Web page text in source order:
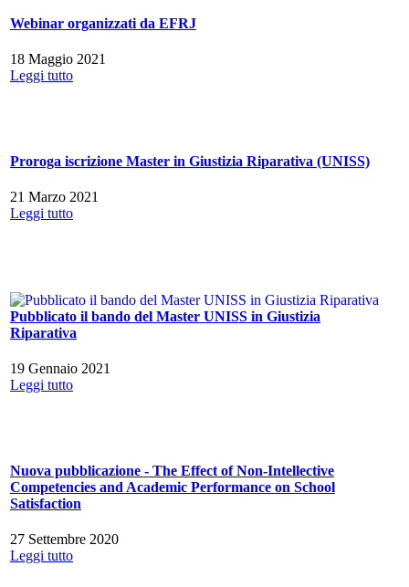
Webinar organizzati da EFRJ
18 Maggio 2021
Leggi tutto
Proroga iscrizione Master in Giustizia Riparativa (UNISS)
21 Marzo 2021
Leggi tutto
Pubblicato il bando del Master UNISS in Giustizia
Riparativa
19 Gennaio 2021
Leggi tutto
Nuova pubblicazione - The Effect of Non-Intellective
Competencies and Academic Performance on School
Satisfaction
27 Settembre 2020
Leggi tutto